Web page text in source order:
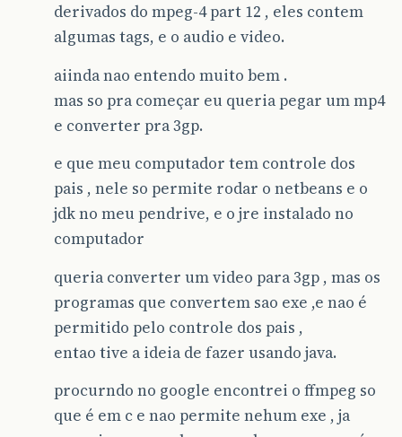
derivados do mpeg-4 part 12 , eles contem
algumas tags, e o audio e video.
aiinda nao entendo muito bem .
mas so pra começar eu queria pegar um mp4
e converter pra 3gp.
e que meu computador tem controle dos
pais , nele so permite rodar o netbeans e o
jdk no meu pendrive, e o jre instalado no
computador
queria converter um video para 3gp , mas os
programas que convertem sao exe ,e nao é
permitido pelo controle dos pais ,
entao tive a ideia de fazer usando java.
procurndo no google encontrei o ffmpeg so
que é em c e nao permite nehum exe , ja